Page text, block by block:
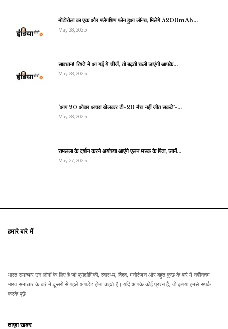
मोटोरोला का एक और फ्लैगशिप फोन हुआ लॉन्च, मिलेंगे 5200mAh…
May 28, 2025
सावधान! रिश्ते में आ गई ये चीजें, तो बढ़ती चली जाएंगी आपके…
May 28, 2025
‘आप 20 ओवर अच्छा खेलकर टी-20 मैच नहीं जीत सकते’-…
May 28, 2025
रामलला के दर्शन करने अयोध्या आएंगे एलन मस्क के पिता, जानें…
May 27, 2025
हमारे बारे में
भारत समाचार उन लोगों के लिए है जो प्रौद्योगिकी, स्वास्थ्य, विश्व, मनोरंजन और बहुत कुछ के बारे में नवीनतम
भारत समाचार के बारे में दूसरों से पहले अपडेट होना चाहते हैं। यदि आपके कोई प्रश्न हैं, तो कृपया हमसे संपर्क
करके पूछें।
ताज़ा खबर